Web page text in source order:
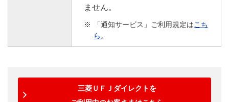
ません。
「通知サービス」ご利用規定はこち
ら。
三菱ＵＦＪダイレクトを